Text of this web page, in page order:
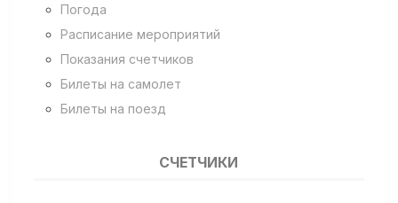
Погода
Расписание мероприятий
Показания счетчиков
Билеты на самолет
Билеты на поезд
СЧЕТЧИКИ